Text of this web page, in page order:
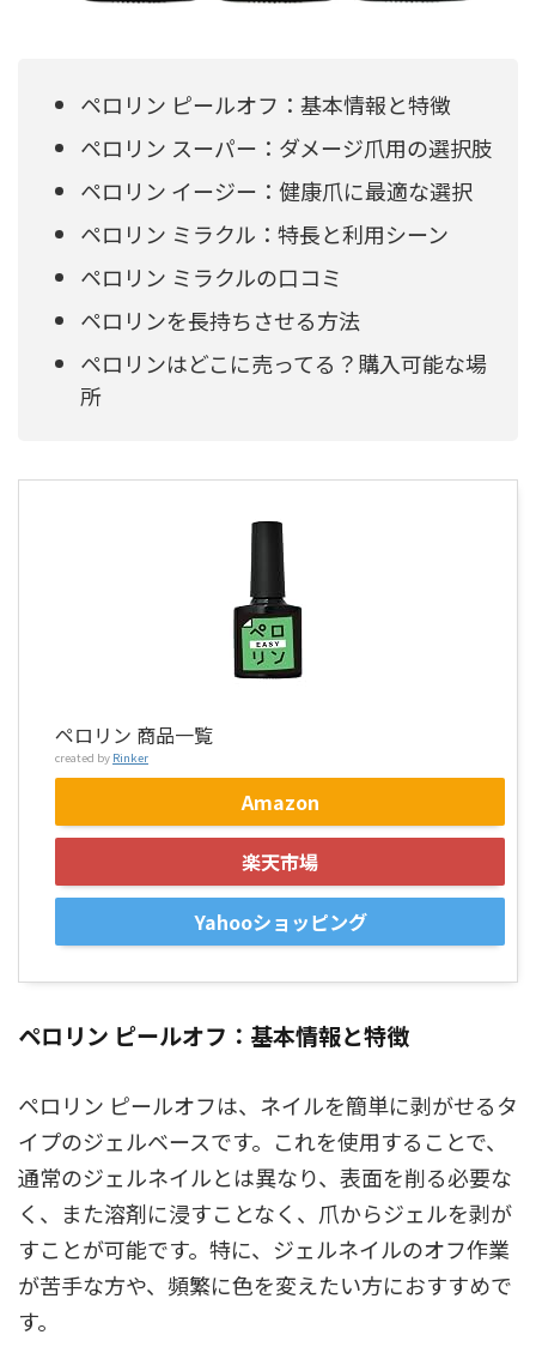
ペロリン ピールオフ：基本情報と特徴
ペロリン スーパー：ダメージ爪用の選択肢
ペロリン イージー：健康爪に最適な選択
ペロリン ミラクル：特長と利用シーン
ペロリン ミラクルの口コミ
ペロリンを長持ちさせる方法
ペロリンはどこに売ってる？購入可能な場
所
ペロリン 商品一覧
created by Rinker
Amazon
楽天市場
Yahooショッピング
ペロリン ピールオフ：基本情報と特徴
ペロリン ピールオフは、ネイルを簡単に剥がせるタ
イプのジェルベースです。これを使用することで、
通常のジェルネイルとは異なり、表面を削る必要な
く、また溶剤に浸すことなく、爪からジェルを剥が
すことが可能です。特に、ジェルネイルのオフ作業
が苦手な方や、頻繁に色を変えたい方におすすめで
す。